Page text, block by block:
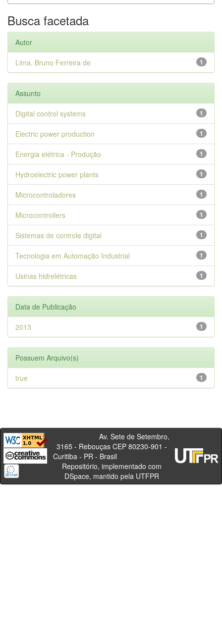
Busca facetada
Autor
1
Lima, Bruno Ferreira de
Assunto
1
Digital control systems
1
Electric power production
1
Energia elétrica - Produção
1
Hydroelectric power plants
1
Microcontroladores
1
Microcontrollers
1
Sistemas de controle digital
1
Tecnologia em Automação Industrial
1
Usinas hidrelétricas
Data de Publicação
1
2013
Possuem Arquivo(s)
1
true
Av. Sete de Setembro,
3165 - Rebouças CEP 80230-901 -
Curitiba - PR - Brasil
Repositório, implementado com
DSpace, mantido pela UTFPR